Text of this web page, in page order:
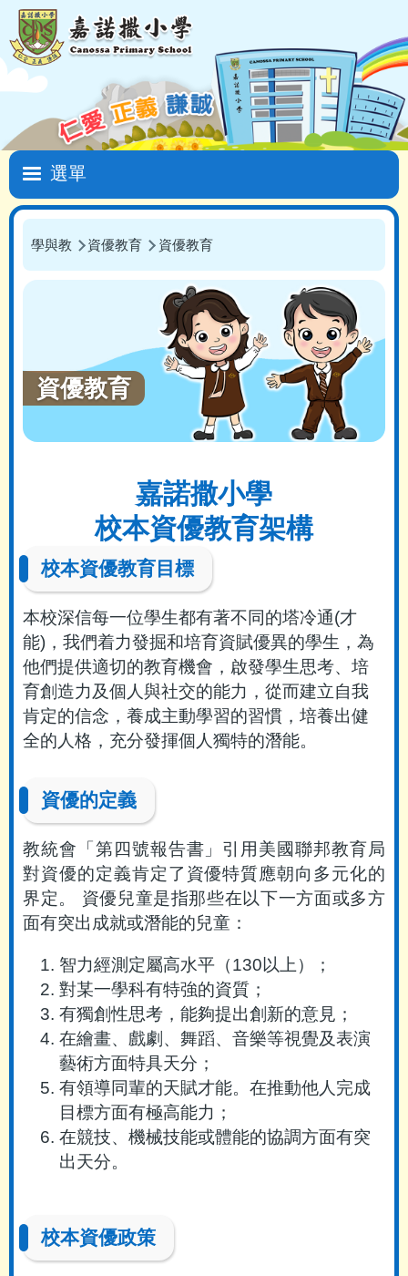
移至主內容
Main
navigation
導
航
學與教 資優教育 資優教育
資優教育
嘉諾撒小學
校本資優教育架構
校本資優教育目標
本校深信每一位學生都有著不同的塔冷通(才
能)，我們着力發掘和培育資賦優異的學生，為
他們提供適切的教育機會，啟發學生思考、培
育創造力及個人與社交的能力，從而建立自我
肯定的信念，養成主動學習的習慣，培養出健
全的人格，充分發揮個人獨特的潛能。
資優的定義
教統會「第四號報告書」引用美國聯邦教育局
對資優的定義肯定了資優特質應朝向多元化的
界定。 資優兒童是指那些在以下一方面或多方
面有突出成就或潛能的兒童：
智力經測定屬高水平（130以上）；
對某一學科有特強的資質；
有獨創性思考，能夠提出創新的意見；
在繪畫、戲劇、舞蹈、音樂等視覺及表演
藝術方面特具天分；
有領導同輩的天賦才能。在推動他人完成
目標方面有極高能力；
在競技、機械技能或體能的協調方面有突
出天分。
校本資優政策